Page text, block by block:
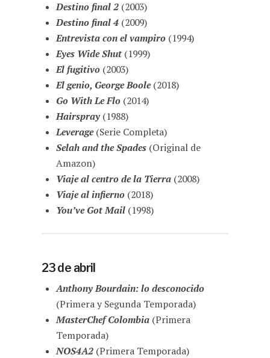
Destino final 2 (2003)
Destino final 4 (2009)
Entrevista con el vampiro(1994)
Eyes Wide Shut(1999)
El fugitivo(2003)
El genio, George Boole(2018)
Go With Le Flo(2014)
Hairspray(1988)
Leverage(Serie Completa)
Selah and the Spades(Original de
Amazon)
Viaje al centro de la Tierra(2008)
Viaje al infierno(2018)
You’ve Got Mail(1998)
23 de abril
Anthony Bourdain: lo desconocido
(Primera y Segunda Temporada)
MasterChef Colombia(Primera
Temporada)
NOS4A2(Primera Temporada)